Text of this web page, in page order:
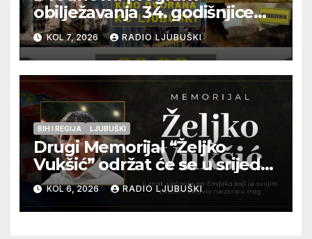
obilježavanja 34. godišnjice
pogibije generala Blaža
Kraljevića i osmorice
pripadnika HOS-a
KOL 7, 2026 RADIO LJUBUŠKI
BIH I REGIJA LJUBUŠKI
Drugi Memorijal “Željko
Vukšić” održat će se u srijedu
12. kolovoza u Otoku
KOL 6, 2026 RADIO LJUBUŠKI